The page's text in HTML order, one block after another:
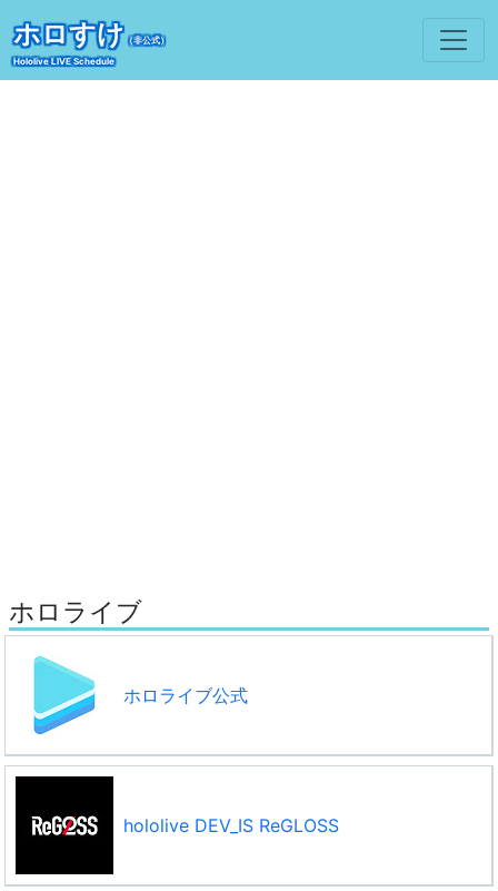
ホロすけ （非公式）
Hololive LIVE Schedule
ホロライブ
ホロライブ公式
hololive DEV_IS ReGLOSS